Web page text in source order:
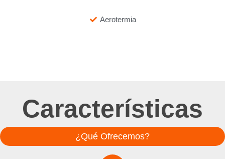
Aerotermia
Características
¿Qué Ofrecemos?